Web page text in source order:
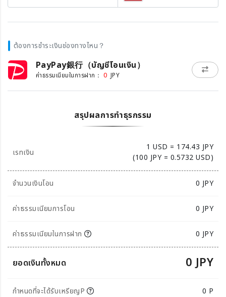
ต้องการชำระเงินช่องทางไหน？
PayPay銀行（บัญชีโอนเงิน）
ค่าธรรมเนียมในการฝาก： 0 JPY
สรุปผลการทำธุรกรรม
เรทเงิน
1 USD = 174.43 JPY
(100 JPY = 0.5732 USD)
จำนวนเงินโอน 0 JPY
ค่าธรรมเนียมการโอน 0 JPY
ค่าธรรมเนียมในการฝาก 0 JPY
ยอดเงินทั้งหมด 0 JPY
กำหนดที่จะได้รับเหรียญP 0 P